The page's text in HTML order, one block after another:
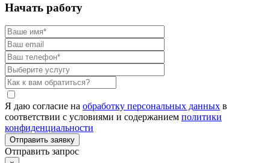
Начать работу
Я даю согласие на обработку персональных данных в
соответствии с условиями и содержанием политики
конфиденциальности
Отправить запрос